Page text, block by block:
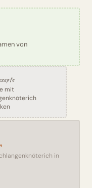
von
mit
in